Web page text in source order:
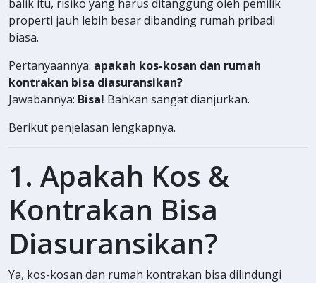
balik itu, risiko yang harus ditanggung oleh pemilik
properti jauh lebih besar dibanding rumah pribadi
biasa.
Pertanyaannya: apakah kos-kosan dan rumah
kontrakan bisa diasuransikan?
Jawabannya: Bisa! Bahkan sangat dianjurkan.
Berikut penjelasan lengkapnya.
1. Apakah Kos &
Kontrakan Bisa
Diasuransikan?
Ya, kos-kosan dan rumah kontrakan bisa dilindungi